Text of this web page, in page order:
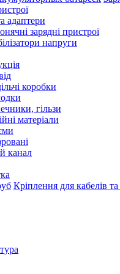
адаптери
зарядні пристрої
напруги
коробки
гільзи
матеріали
канал
Кріплення для кабелів